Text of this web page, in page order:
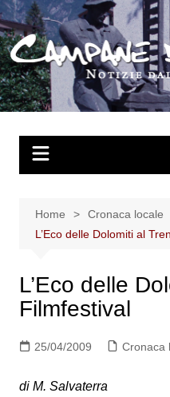
Salta
al
contenuto
Home
Cronaca locale
L’Eco delle Dolomiti al
L’Eco delle
Filmfestival
25/04/2009 Cronaca
di M. Salvaterra